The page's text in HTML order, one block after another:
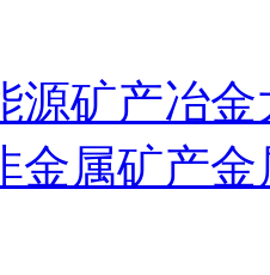
源矿产冶金
金属矿产金